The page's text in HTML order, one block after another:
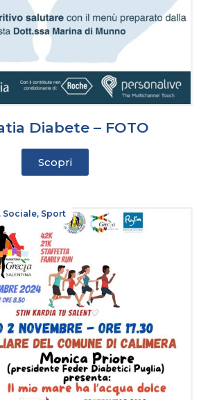
Diabete – FOTO
Scopri
, Sociale, Sport